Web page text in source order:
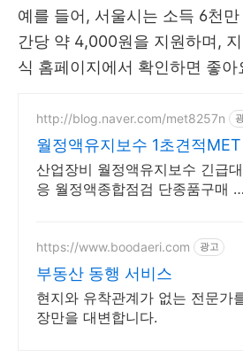
예를 들어, 서울시는 소득 6천
간당 약 4,000원을 지원하며,
식 홈페이지에서 확인하면 좋아
http://blog.naver.com/met8257n
월정액유지보수 1초견적MET
산업장비 월정액유지보수 긴급대
응 월정액종합점검 단종품구매 눈
https://www.boodaeri.com 광고
부동산 동행 서비스
현지와 유착관계가 없는 전문가
장만을 대변합니다.